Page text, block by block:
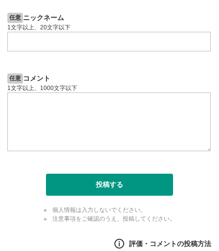
任意 ニックネーム
1文字以上、20文字以下
任意 コメント
1文字以上、1000文字以下
投稿する
個人情報は入力しないでください。
注意事項をご確認のうえ、投稿してください。
評価・コメントの投稿方法